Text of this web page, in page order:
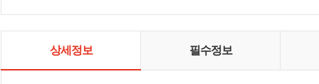
한 사랑을 받아 늘 감사한 마음입니
로 꽃마 주민님들께 더욱 사랑받는
감사합니다. - 대표사원 김종수 올림
상세정보 필수정보